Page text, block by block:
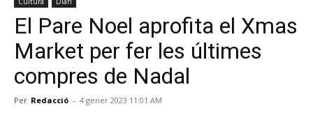
El Pare Noel aprofita el Xmas
Market per fer les últimes
compres de Nadal
Per Redacció - 4 gener 2023 11:01 AM